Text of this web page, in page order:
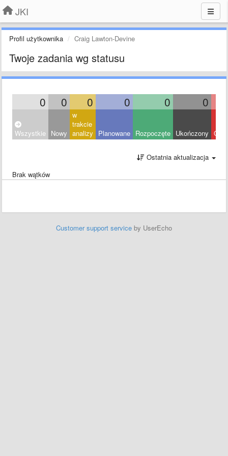
JKI
Profil użytkownika Craig Lawton-Devine
Twoje zadania wg statusu
0 0 0 0 0 0
Wszystkie Nowy
w
trakcie
analizy
Planowane Rozpoczęte Ukończony
Ostatnia aktualizacja
Brak wątków
Customer support service by UserEcho